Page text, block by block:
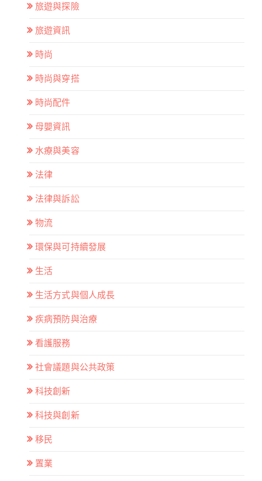
旅遊與探險
旅遊資訊
時尚
時尚與穿搭
時尚配件
母嬰資訊
水療與美容
法律
法律與訴訟
物流
環保與可持續發展
生活
生活方式與個人成長
疾病預防與治療
看護服務
社會議題與公共政策
科技創新
科技與創新
移民
置業